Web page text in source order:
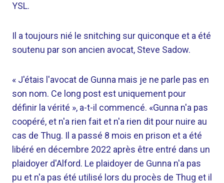
YSL.
Il a toujours nié le snitching sur quiconque et a été
soutenu par son ancien avocat, Steve Sadow.
« J'étais l'avocat de Gunna mais je ne parle pas en
son nom. Ce long post est uniquement pour
définir la vérité », a-t-il commencé. «Gunna n'a pas
coopéré, et n'a rien fait et n'a rien dit pour nuire au
cas de Thug. Il a passé 8 mois en prison et a été
libéré en décembre 2022 après être entré dans un
plaidoyer d'Alford. Le plaidoyer de Gunna n'a pas
pu et n'a pas été utilisé lors du procès de Thug et il